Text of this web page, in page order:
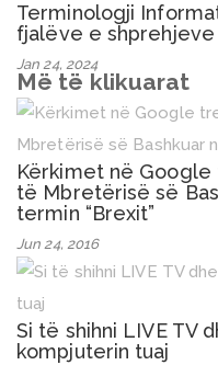
Terminologji
fjalëve e shprehjeve
Jan 24, 2024
Më të klikuarat
Kërkimet në
të Mbretërisë së
termin “Brexit”
Jun 24, 2016
Si të shihni LIVE TV
kompjuterin tuaj